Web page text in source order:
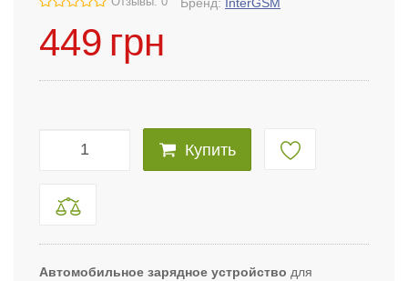
449 грн
Купить
Автомобильное зарядное устройство для